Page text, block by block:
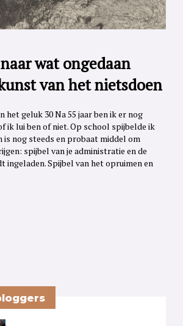
wat ongedaan
van het nietsdoen
het geluk 30 Na 55 jaar ben ik er nog
ik lui ben of niet. Op school spijbelde ik
is nog steeds en probaat middel om
spijbel van je administratie en de
ingeladen. Spijbel van het opruimen en